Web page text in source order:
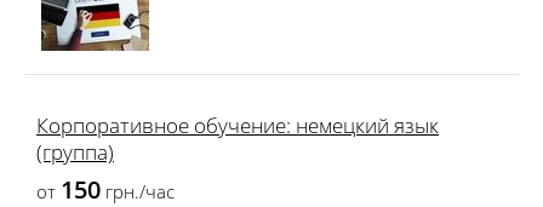
Корпоративное обучение: немецкий язык
(группа)
от 150 грн./час